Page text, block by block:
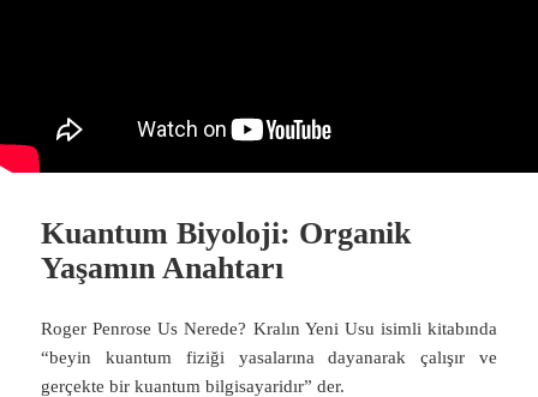
Kuantum Biyoloji: Organik
Yaşamın Anahtarı
Roger Penrose Us Nerede? Kralın Yeni Usu isimli kitabında
“beyin kuantum fiziği yasalarına dayanarak çalışır ve
gerçekte bir kuantum bilgisayaridır” der.